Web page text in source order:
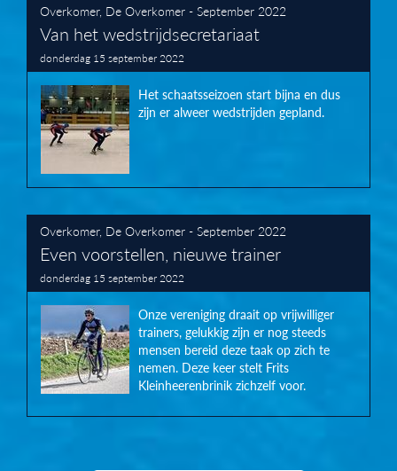
Overkomer, De Overkomer - September 2022
Van het wedstrijdsecretariaat
donderdag 15 september 2022
Het schaatsseizoen start bijna en dus
zijn er alweer wedstrijden gepland.
Overkomer, De Overkomer - September 2022
Even voorstellen, nieuwe trainer
donderdag 15 september 2022
Onze vereniging draait op vrijwilliger
trainers, gelukkig zijn er nog steeds
mensen bereid deze taak op zich te
nemen. Deze keer stelt Frits
Kleinheerenbrinik zichzelf voor.